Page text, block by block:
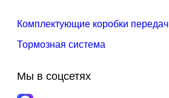
Комплектующие коробки передач
Тормозная система
Мы в соцсетях